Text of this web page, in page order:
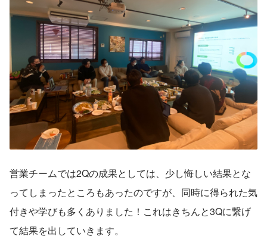
営業チームでは2Qの成果としては、少し悔しい結果とな
ってしまったところもあったのですが、同時に得られた気
付きや学びも多くありました！これはきちんと3Qに繋げ
て結果を出していきます。